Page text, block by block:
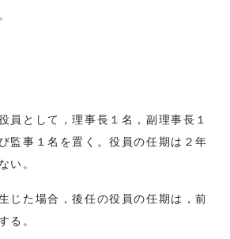
として，理事長１名，副理事長１
監事１名を置く。役員の任期は２年
い。
じた場合，後任の役員の任期は，前
る。